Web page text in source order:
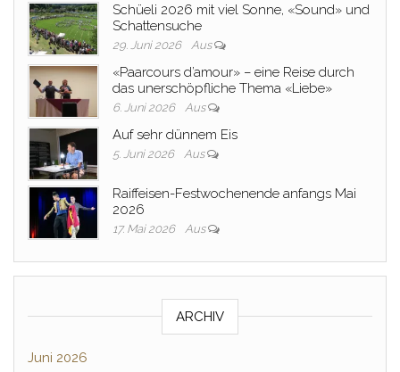
Schüeli 2026 mit viel Sonne, «Sound» und
Schattensuche
29. Juni 2026 Aus
«Paarcours d’amour» – eine Reise durch
das unerschöpfliche Thema «Liebe»
6. Juni 2026 Aus
Auf sehr dünnem Eis
5. Juni 2026 Aus
Raiffeisen-Festwochenende anfangs Mai
2026
17. Mai 2026 Aus
ARCHIV
Juni 2026